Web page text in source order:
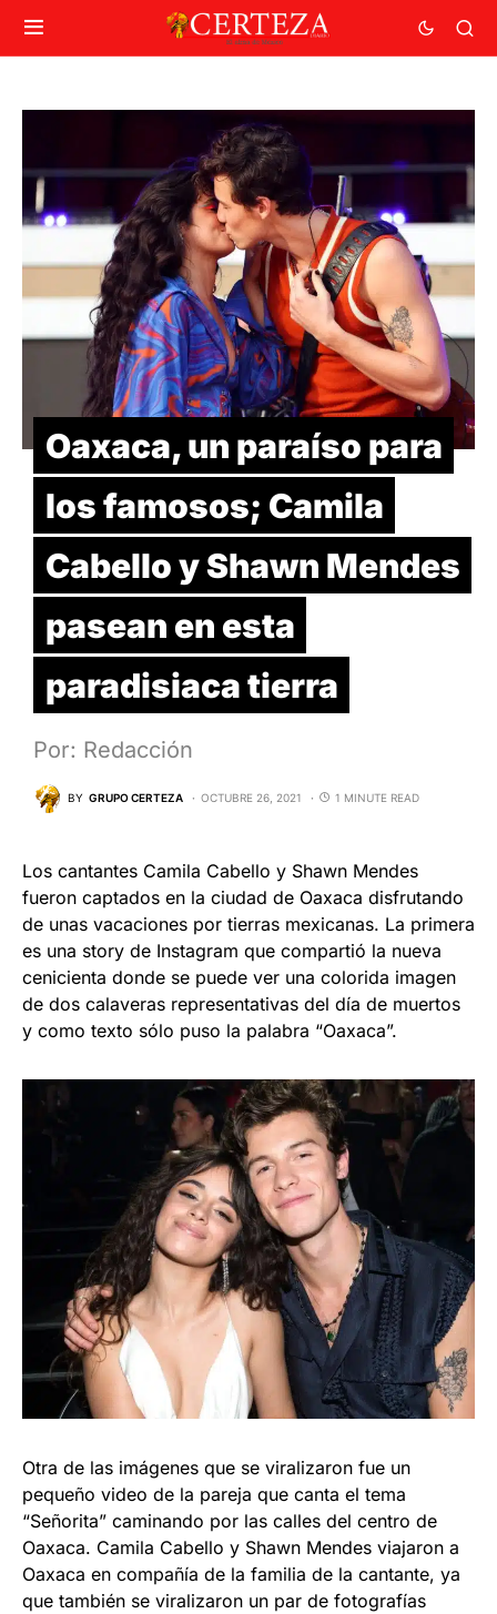
Oaxaca, un paraíso para
los famosos; Camila
Cabello y Shawn Mendes
pasean en esta
paradisiaca tierra
Por: Redacción
BY GRUPO CERTEZA OCTUBRE 26, 2021 1 MINUTE READ
Los cantantes Camila Cabello y Shawn Mendes
fueron captados en la ciudad de Oaxaca disfrutando
de unas vacaciones por tierras mexicanas. La primera
es una story de Instagram que compartió la nueva
cenicienta donde se puede ver una colorida imagen
de dos calaveras representativas del día de muertos
y como texto sólo puso la palabra “Oaxaca”.
Otra de las imágenes que se viralizaron fue un
pequeño video de la pareja que canta el tema
“Señorita” caminando por las calles del centro de
Oaxaca. Camila Cabello y Shawn Mendes viajaron a
Oaxaca en compañía de la familia de la cantante, ya
que también se viralizaron un par de fotografías